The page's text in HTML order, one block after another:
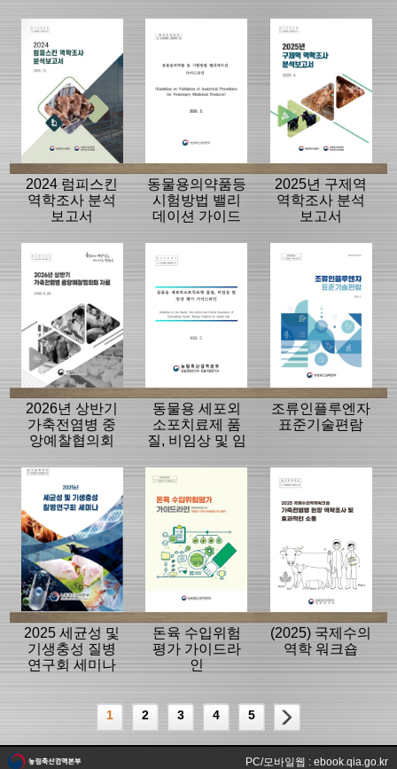
모니터링 결과
2024 럼피스킨
역학조사 분석
보고서
동물용의약품등
시험방법 밸리
데이션 가이드
2025년 구제역
역학조사 분석
보고서
2026년 상반기
가축전염병 중
앙예찰협의회
동물용 세포외
소포치료제 품
질, 비임상 및 임
라인
조류인플루엔자
표준기술편람
2025 세균성 및
기생충성 질병
연구회 세미나
돈육 수입위험
평가 가이드라
인
(2025) 국제수의
역학 워크숍
1 2 3 4 5
PC/모바일웹 : ebook.qia.go.kr